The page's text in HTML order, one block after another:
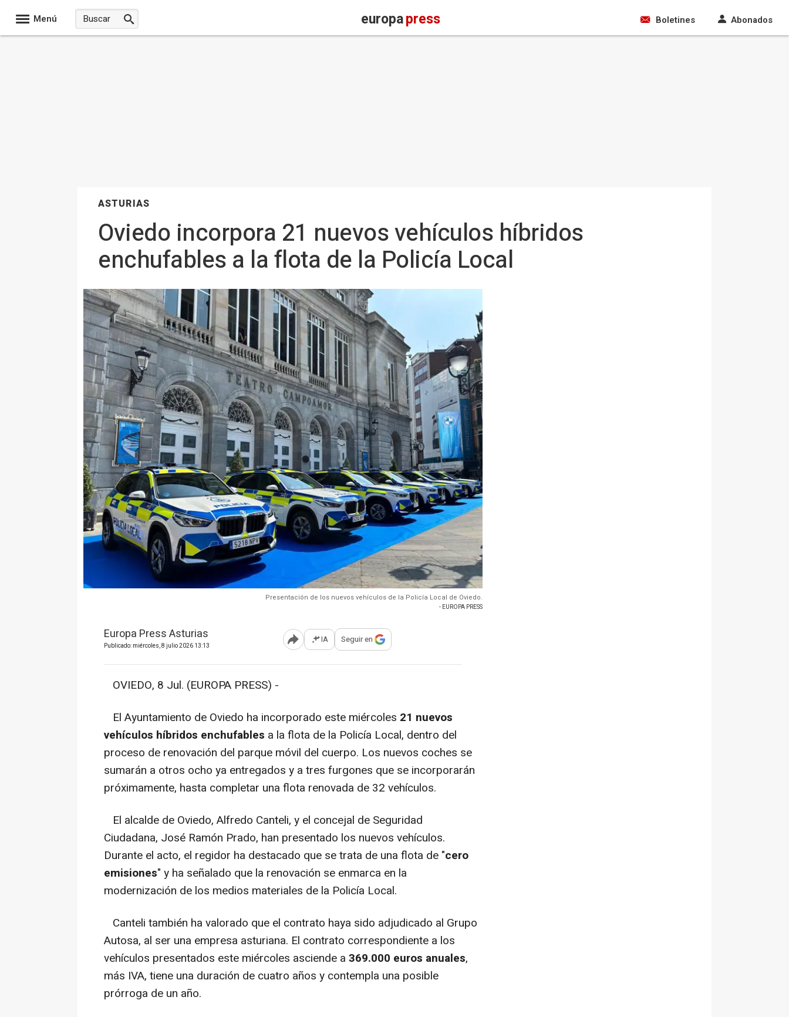
Menú europapress Boletines Abonados
ASTURIAS
Oviedo incorpora 21 nuevos vehículos híbridos
enchufables a la flota de la Policía Local
Presentación de los nuevos vehículos de la Policía Local de Oviedo.
- EUROPA PRESS
Europa Press Asturias
Publicado: miércoles, 8 julio 2026 13:13 Abrir opciones para compartir
IA Seguir en
OVIEDO, 8 Jul. (EUROPA PRESS) -
El Ayuntamiento de Oviedo ha incorporado este miércoles 21 nuevos
vehículos híbridos enchufables a la flota de la Policía Local, dentro del
proceso de renovación del parque móvil del cuerpo. Los nuevos coches se
sumarán a otros ocho ya entregados y a tres furgones que se incorporarán
próximamente, hasta completar una flota renovada de 32 vehículos.
El alcalde de Oviedo, Alfredo Canteli, y el concejal de Seguridad
Ciudadana, José Ramón Prado, han presentado los nuevos vehículos.
Durante el acto, el regidor ha destacado que se trata de una flota de "cero
emisiones" y ha señalado que la renovación se enmarca en la
modernización de los medios materiales de la Policía Local.
Canteli también ha valorado que el contrato haya sido adjudicado al Grupo
Autosa, al ser una empresa asturiana. El contrato correspondiente a los
vehículos presentados este miércoles asciende a 369.000 euros anuales,
más IVA, tiene una duración de cuatro años y contempla una posible
prórroga de un año.